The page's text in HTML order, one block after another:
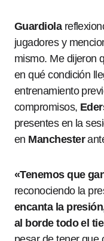
Guardiola
jugadores y
mismo. Me dijeron
en qué condición
entrenamiento
compromisos,
presentes en la
en Manchester
«Tenemos que
reconociendo la
encanta la
al borde todo el